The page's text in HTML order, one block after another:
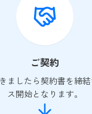
ご契約
ましたら契約書を締
ス開始となります。